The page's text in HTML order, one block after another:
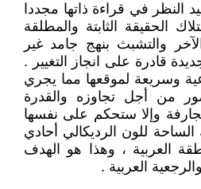
النظر في قراءة ذاتها مجددا
الحقيقة الثابتة والمطلقة
والتشبث بنهج جامد غير
قادرة على انجاز التغيير .
وسريعة لموقعها مما يجري
من أجل تجاوزه والقدرة
وإلا ستحكم على نفسها
للون الرديكالي أحادي
العربية ، وهذا هو الهدف
العربية .